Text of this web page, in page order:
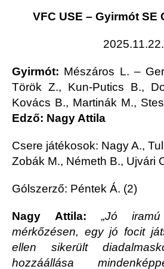
VFC USE – Gyirmót SE
2025.11.22.
Gyirmót: Mészáros L. –
Török Z., Kun-Putics B.,
Kovács B., Martinák M.,
Edző: Nagy Attila
Csere játékosok: Nagy A.,
Zobák M., Németh B., Ujvári
Gólszerző: Péntek Á. (2)
Nagy Attila: „Jó
mérkőzésen, egy jó focit
ellen sikerült
hozzáállása